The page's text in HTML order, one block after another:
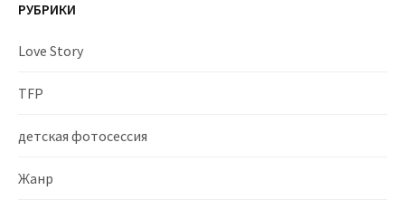
РУБРИКИ
Love Story
TFP
детская фотосессия
Жанр